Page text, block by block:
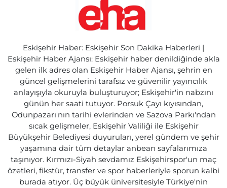
Eskişehir Haber: Eskişehir Son Dakika Haberleri |
Eskişehir Haber Ajansı: Eskişehir haber denildiğinde akla
gelen ilk adres olan Eskişehir Haber Ajansı, şehrin en
güncel gelişmelerini tarafsız ve güvenilir yayıncılık
anlayışıyla okuruyla buluşturuyor; Eskişehir'in nabzını
günün her saati tutuyor. Porsuk Çayı kıyısından,
Odunpazarı'nın tarihi evlerinden ve Sazova Parkı'ndan
sıcak gelişmeler, Eskişehir Valiliği ile Eskişehir
Büyükşehir Belediyesi duyuruları, yerel gündem ve şehir
yaşamına dair tüm detaylar anbean sayfalarımıza
taşınıyor. Kırmızı-Siyah sevdamız Eskişehirspor'un maç
özetleri, fikstür, transfer ve spor haberleriyle sporun kalbi
burada atıyor. Üç büyük üniversitesiyle Türkiye'nin